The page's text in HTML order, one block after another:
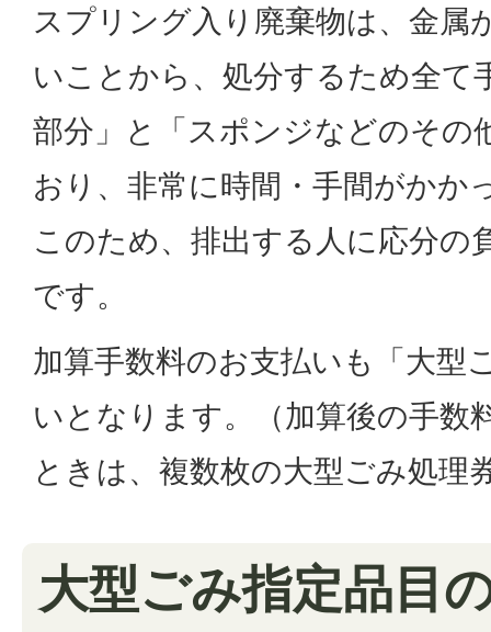
スプリング入り廃棄物は、金属
いことから、処分するため全て
部分」と「スポンジなどのその
おり、非常に時間・手間がかか
このため、排出する人に応分の
です。
加算手数料のお支払いも「大型
いとなります。（加算後の手数
ときは、複数枚の大型ごみ処理
大型ごみ指定品目